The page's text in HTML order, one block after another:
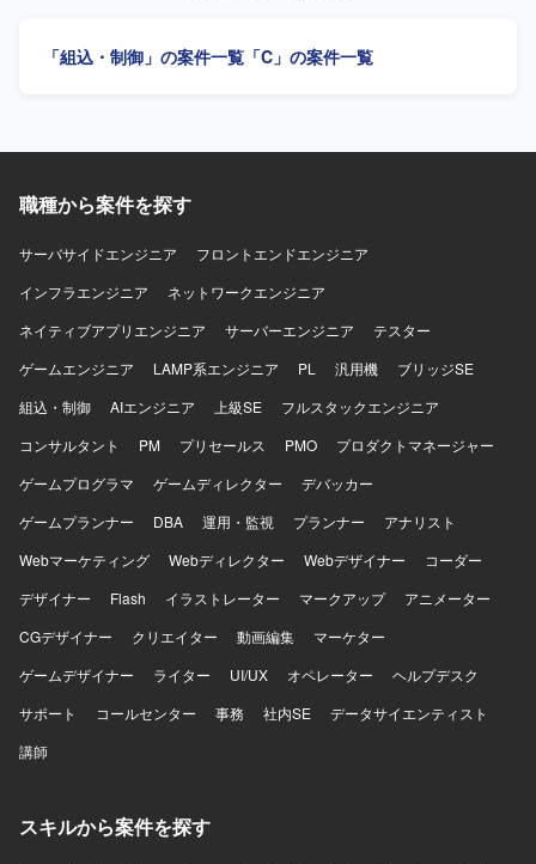
ます。
ァームウェアアップデートおよびセキュリティ強化に関す
「組込・制御」の案件一覧 「C」の案件一覧
職種から案件を探す
サーバサイドエンジニア
フロントエンドエンジニア
インフラエンジニア
ネットワークエンジニア
ネイティブアプリエンジニア
サーバーエンジニア
テスター
ゲームエンジニア
LAMP系エンジニア PL 汎用機
ブリッジSE
組込・制御
AIエンジニア 上級SE
フルスタックエンジニア
コンサルタント
PM プリセールス PMO
プロダクトマネージャー
ゲームプログラマ
ゲームディレクター
デバッカー
ゲームプランナー
DBA 運用・監視 プランナー
アナリスト
Webマーケティング
Webディレクター Webデザイナー
コーダー
デザイナー
Flash イラストレーター マークアップ
アニメーター
CGデザイナー
クリエイター 動画編集
マーケター
ゲームデザイナー
ライター UI/UX オペレーター
ヘルプデスク
サポート
コールセンター 事務 社内SE
データサイエンティスト
講師
スキルから案件を探す